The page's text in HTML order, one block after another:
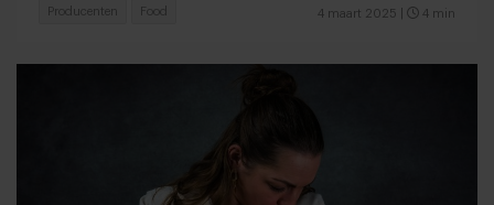
4 maart 2025 4 min
Producenten Food